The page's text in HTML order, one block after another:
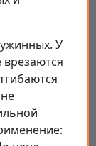
У
врезаются